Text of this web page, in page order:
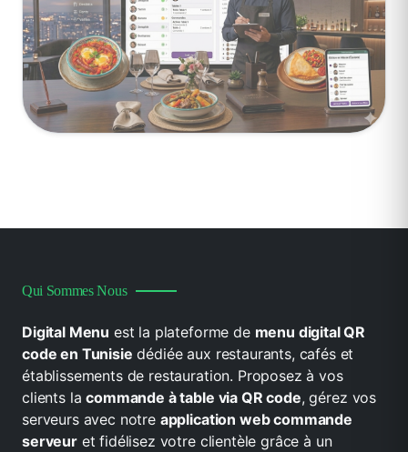
Qui Sommes Nous
Digital Menu est la plateforme de menu digital QR
code en Tunisie dédiée aux restaurants, cafés et
établissements de restauration. Proposez à vos
clients lacommande à table via QR code, gérez vos
serveurs avec notre application web commande
serveuret fidélisez votre clientèle grâce à un